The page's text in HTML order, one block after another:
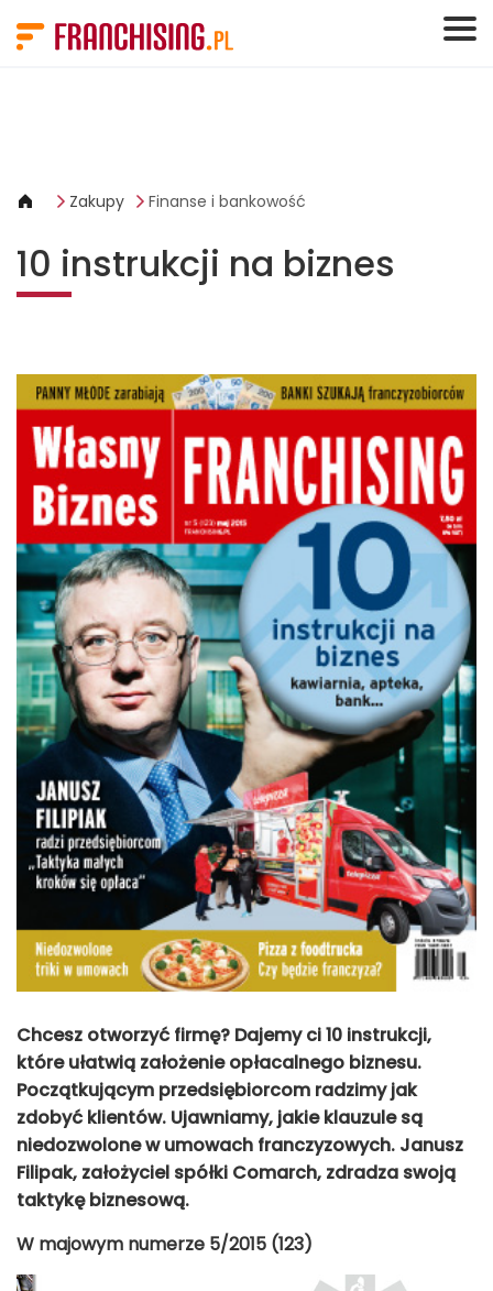
Zakupy Finanse i bankowość
10 instrukcji na biznes
Chcesz otworzyć firmę? Dajemy ci 10 instrukcji,
które ułatwią założenie opłacalnego biznesu.
Początkującym przedsiębiorcom radzimy jak
zdobyć klientów. Ujawniamy, jakie klauzule są
niedozwolone w umowach franczyzowych. Janusz
Filipak, założyciel spółki Comarch, zdradza swoją
taktykę biznesową.
W majowym numerze 5/2015 (123)